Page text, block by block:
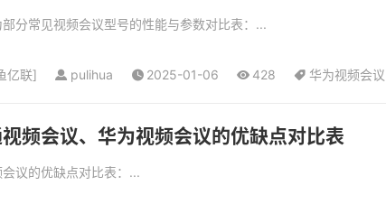
分常见视频会议型号的性能与参数对比表：...
亿联] pulihua 2025-01-06 428 华为视频会议
频会议、华为视频会议的优缺点对比表
议的优缺点对比表：...